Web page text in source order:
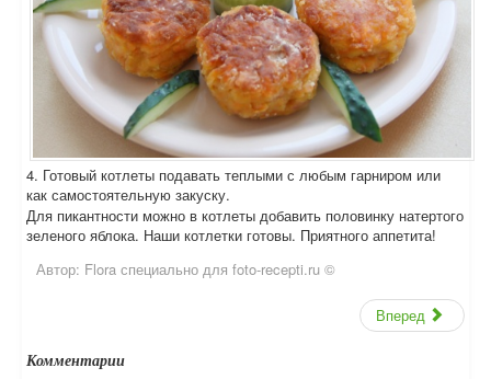
4. Готовый котлеты подавать теплыми с любым гарниром или
как самостоятельную закуску.
Для пикантности можно в котлеты добавить половинку натертого
зеленого яблока. Наши котлетки готовы. Приятного аппетита!
Автор: Flora специально для foto-recepti.ru ©
Вперед
Комментарии